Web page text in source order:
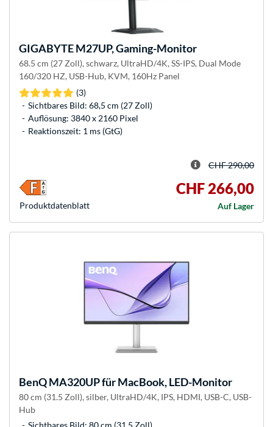
GIGABYTEM27UP, Gaming-Monitor
68.5 cm (27 Zoll), schwarz, UltraHD/4K, SS-IPS, Dual Mode
160/320 HZ, USB-Hub, KVM, 160Hz Panel
(3)
Sichtbares Bild: 68,5 cm (27 Zoll)
Auflösung: 3840 x 2160 Pixel
Reaktionszeit: 1 ms (GtG)
CHF 290,00
CHF 266,00
Auf Lager
Produkt­datenblatt
BenQMA320UP für MacBook, LED-Monitor
80 cm (31.5 Zoll), silber, UltraHD/4K, IPS, HDMI, USB-C, USB-
Hub